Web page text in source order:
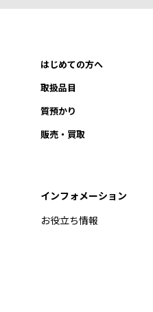
はじめての方へ
取扱品目
質預かり
販売・買取
インフォメーション
お役立ち情報